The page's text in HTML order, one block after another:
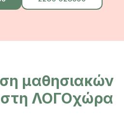
μαθησιακών
στη ΛΟΓΟχώρα